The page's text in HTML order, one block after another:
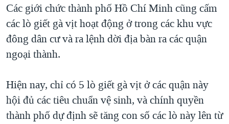
TRỊNH VĨNH BÌNH VS. CHÍNH PHỦ VIỆT NAM
NGƯ DÂN VIỆT VÀ LÀN SÓNG TRỘM HẢI SÂM
BÊN KIA QUỐC LỘ: TIẾNG VỌNG TỪ NÔNG THÔN MỸ
QUAN HỆ VIỆT MỸ
Các giới chức thành phố Hồ Chí Minh cũng cấm
các lò giết gà vịt hoạt động ở trong các khu vực
đông dân cư và ra lệnh dời địa bàn ra các quận
ngoại thành.
Hiện nay, chỉ có 5 lò giết gà vịt ở các quận này
hội đủ các tiêu chuẩn vệ sinh, và chính quyền
thành phố dự định sẽ tăng con số các lò này lên từ